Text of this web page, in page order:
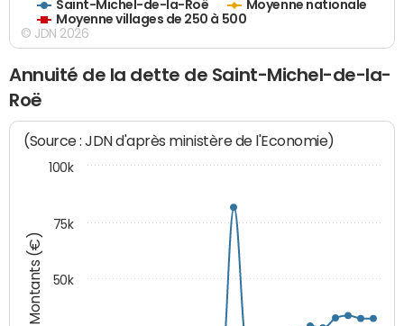
Saint-Michel-de-la-Roë
Moyenne nationale
Moyenne villages de 250 à 500
© JDN 2026
Annuité de la dette de Saint-Michel-de-la-
Roë
Montants (€)
(Source : JDN d'après ministère de l'Economie)
100k
50k
75k